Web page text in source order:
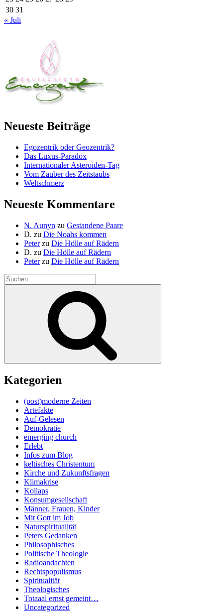
30 31
« Juli
Neueste Beiträge
Egozentrik oder Geozentrik?
Das Luxus-Paradox
Internationaler Asteroiden-Tag
Vom Zauber des Zeitstaubs
Weltschmerz
Neueste Kommentare
N. Aunyn zu Gestandene Paare
D. zu Die Noahs kommen
Peterzu Die Hölle auf Rädern
D. zu Die Hölle auf Rädern
Peterzu Die Hölle auf Rädern
Suche
nach:
Kategorien
(post)moderne Zeiten
Artefakte
Auf-Gelesen
Demokratie
emerging church
Erlebt
Infos zum Blog
keltisches Christentum
Kirche und Zukunftsfragen
Klimakrise
Kollaps
Konsumgesellschaft
Männer, Frauen, Kinder
Mit Gott im Job
Naturspiritualität
Peters Gedanken
Philosophisches
Politische Theologie
Radioandachten
Rechtspopulismus
Spiritualität
Theologisches
Totaaal ernst gemeint…
Uncategorized